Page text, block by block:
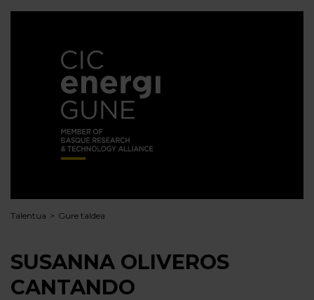
Talentua Gure taldea
SUSANNA OLIVEROS
CANTANDO